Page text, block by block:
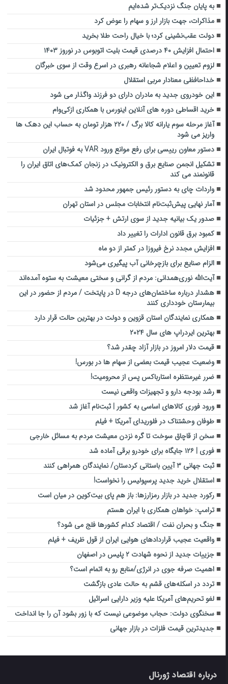
به پایان جنگ نزدیک‌تر شده‌ایم
مذاکرات، جهت بازار ارز و سهام را عوض کرد
دولت عقب‌نشینی کرد؛ با خیال راحت طلا بخرید
احتمال افزایش ۴۰ درصدی قیمت بلیت اتوبوس در نوروز ۱۴۰۳
لزوم تعیین و اعلام شجاعانه رهبری در اسرع وقت از سوی خبرگان
خداحافظی معنادار مربی استقلال
این خودروی جدید به مادران دارای دو فرزند واگذار می شود
خرید اقساطی دوره های آنلاین اینورس با همکاری ازکی‌وام
آغاز مرحله سوم یارانه کالا برگ / ۲۲۰ هزار تومان به حساب این دهک ها
واریز می شود
دستور معاون رییسی برای رفع موانع ورود VAR به فوتبال ایران
تشکیل انجمن صنایع برق و الکترونیک در زنجان کمک‌های اتاق ایران را
قانونمند می کند
واردات چای به دستور رئیس‌ جمهور محدود شد
آمار نهایی پیش‌ثبت‌نام انتخابات مجلس در استان تهران
صدور یک بیانیه جدید از سوی ارتش + جزئیات
کمبود برق قانون ادارات را تغییر داد
افزایش مجدد نرخ فیروزا در کمتر از دو ماه
الزام صنایع برای بازچرخانی آب پیگیری می‌شود
آیت‌الله نوری‌همدانی: مردم از گرانی و سختی معیشت به ستوه آمده‌اند
هشدار درباره ساختمان‌های درجه D در پایتخت / مردم از حضور در این
بیمارستان خودداری کنند
همکاری نمایندگان استان قزوین و دولت در بهترین حالت قرار دارد
بهترین ایردراپ های سال ۲۰۲۴
قیمت دلار امروز در بازار آزاد چقدر شد؟
وضعیت عجیب قیمت بعضی از سهام ها در بورس!
ضرر غیرمنتظره استارباکس پس از محرومیت!
رشد بودجه دارو و تجهیزات واقعی نیست
ورود فوری کالاهای اساسی به کشور | ثبت‌نام آغاز شد
طوفان وحشتناک در فلوریدای آمریکا + فیلم
سخن از قاچاق سوخت تا گره نزدن معیشت مردم به مسائل خارجی
فوری | ۱۲۶ جایگاه برای خودرو برقی آماده شد
ثبت جهانی ۳ آیین با‌ستانی کردستان/ نمایندگان همراهی کنند
استقلال خرید جدید پرسپولیس را نخواست!
رکورد جدید در بازار رمزارزها: باز هم پای بیت‌کوین در میان است
ترامپ: خواهان همکاری با ایران هستم
جنگ و بحران نفت / اقتصاد کدام کشورها فلج می شود؟
واقعیت عجیب قراردادهای هوایی ایران از قول ظریف + فیلم
جزییات جدید از نحوه شهادت ۲ پلیس در اصفهان
اهمیت صرفه جوی در انرژی/منابع رو به اتمام است؟
تردد در اسکله‌های قشم به حالت عادی بازگشت
لغو تحریم‌های آمریکا علیه وزیر دارایی اسرائیل
سخنگوی دولت: حجاب موضوعی نیست که با زور بشود آن را جا انداخت
جدیدترین قیمت فلزات در بازار جهانی
درباره اقتصاد ژورنال